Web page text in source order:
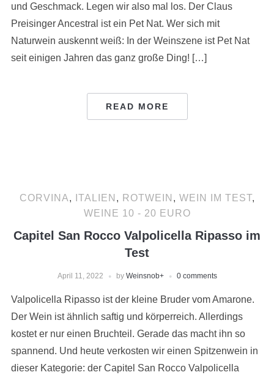
und Geschmack. Legen wir also mal los. Der Claus
Preisinger Ancestral ist ein Pet Nat. Wer sich mit
Naturwein auskennt weiß: In der Weinszene ist Pet Nat
seit einigen Jahren das ganz große Ding! […]
READ MORE
CORVINA, ITALIEN , ROTWEIN , WEIN IM TEST,
WEINE 10 - 20 EURO
Capitel San Rocco Valpolicella Ripasso im
Test
April 11, 2022 by Weinsnob+ 0 comments
Valpolicella Ripasso ist der kleine Bruder vom Amarone.
Der Wein ist ähnlich saftig und körperreich. Allerdings
kostet er nur einen Bruchteil. Gerade das macht ihn so
spannend. Und heute verkosten wir einen Spitzenwein in
dieser Kategorie: der Capitel San Rocco Valpolicella